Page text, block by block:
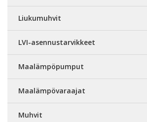
Liukumuhvit
LVI-asennustarvikkeet
Maalämpöpumput
Maalämpövaraajat
Muhvit